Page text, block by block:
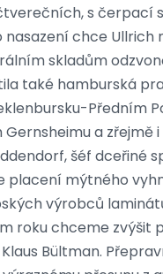
s čerpací
chce Ullrich
skladům
také hamburská
Předním
a zřejmě
šéf dceřiné
placení mýtného
výrobců
roku chceme zvýšit
Bültman.